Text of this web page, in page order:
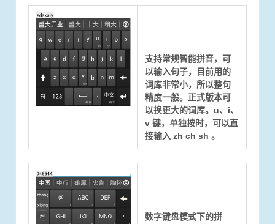
支持常规智能拼音，可
以输入句子，目前用的
词库非常小，所以整句
精度一般。正式版本可
以换更大的词库。u、i、
v 键，单独按时，可以直
接输入 zh ch sh 。
数字键盘模式下的拼